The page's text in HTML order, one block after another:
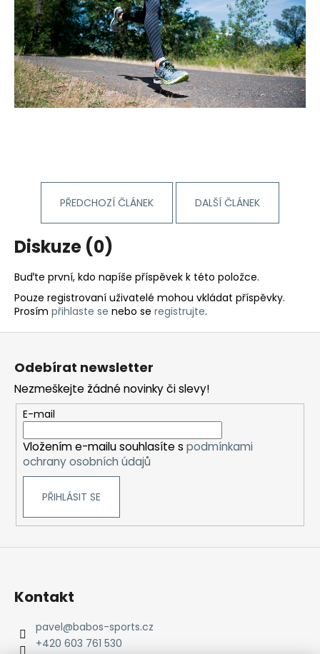
PŘEDCHOZÍ ČLÁNEK DALŠÍ ČLÁNEK
Diskuze (0)
Buďte první, kdo napíše příspěvek k této položce.
Pouze registrovaní uživatelé mohou vkládat příspěvky.
Prosím přihlaste se nebo se registrujte.
Odebírat newsletter
Nezmeškejte žádné novinky či slevy!
E-mail
Vložením e-mailu souhlasíte s podmínkami
ochrany osobních údajů
PŘIHLÁSIT SE
Kontakt
pavel@babos-sports.cz
+420 603 761 530